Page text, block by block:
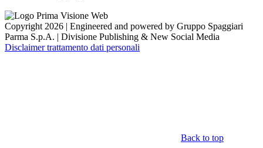
Copyright 2026 | Engineered and powered by Gruppo Spaggiari
Parma S.p.A. | Divisione Publishing & New Social Media
Disclaimer trattamento dati personali
Back to top